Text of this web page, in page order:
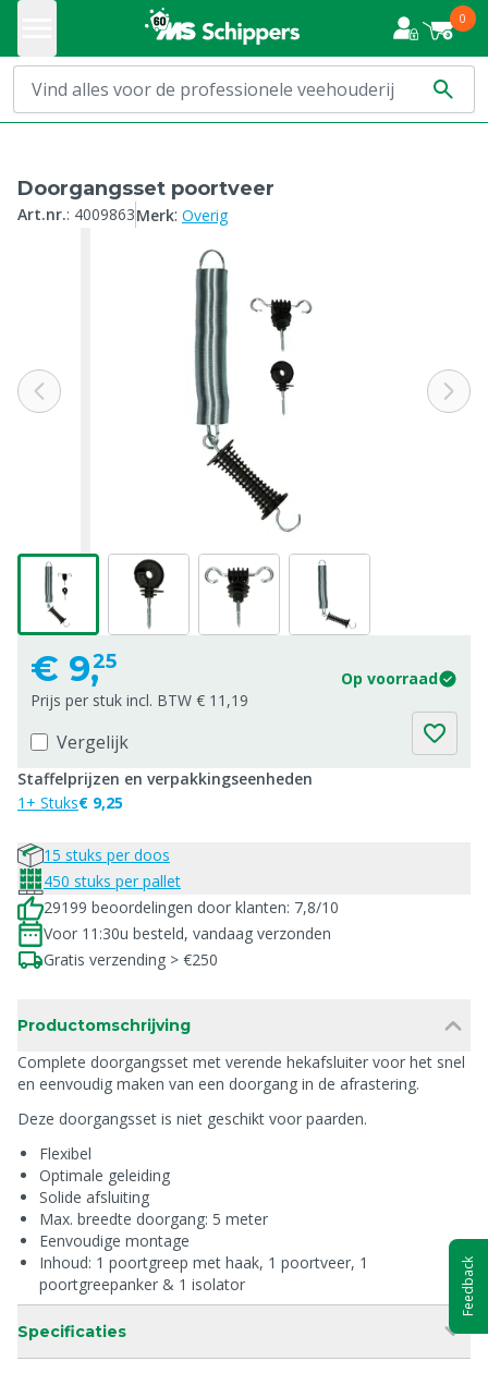
0
Doorgangsset poortveer
Art.nr.: 4009863Merk: Overig
€ 9,25
Op voorraad
Prijs per stuk incl. BTW € 11,19
Vergelijk
Staffelprijzen en verpakkingseenheden
1+ Stuks€ 9,25
15 stuks per doos
450 stuks per pallet
29199 beoordelingen door klanten: 7,8/10
Voor 11:30u besteld, vandaag verzonden
Gratis verzending > €250
Productomschrijving
Complete doorgangsset met verende hekafsluiter voor het snel
en eenvoudig maken van een doorgang in de afrastering.
Deze doorgangsset is niet geschikt voor paarden.
Flexibel
Optimale geleiding
Solide afsluiting
Max. breedte doorgang: 5 meter
Eenvoudige montage
Inhoud: 1 poortgreep met haak, 1 poortveer, 1
poortgreepanker & 1 isolator
Specificaties
Feedback